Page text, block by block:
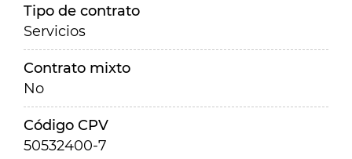
Tipo de contrato
Servicios
Contrato mixto
No
Código CPV
50532400-7